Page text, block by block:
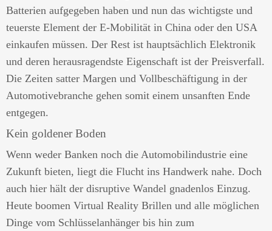
Batterien aufgegeben haben und nun das wichtigste und
teuerste Element der E-Mobilität in China oder den USA
einkaufen müssen. Der Rest ist hauptsächlich Elektronik
und deren herausragendste Eigenschaft ist der Preisverfall.
Die Zeiten satter Margen und Vollbeschäftigung in der
Automotivebranche gehen somit einem unsanften Ende
entgegen.
Kein goldener Boden
Wenn weder Banken noch die Automobilindustrie eine
Zukunft bieten, liegt die Flucht ins Handwerk nahe. Doch
auch hier hält der disruptive Wandel gnadenlos Einzug.
Heute boomen Virtual Reality Brillen und alle möglichen
Dinge vom Schlüsselanhänger bis hin zum